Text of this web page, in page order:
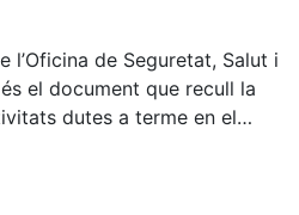
l’Oficina de Seguretat, Salut i
el document que recull la
dutes a terme en el
seves tres àrees de
Social